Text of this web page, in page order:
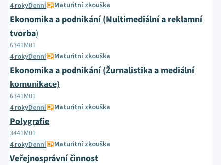
4 rokyDenní Maturitní zkouška
Ekonomika a podnikání (Multimediální a reklamní
tvorba)
6341M01
4 rokyDenní Maturitní zkouška
Ekonomika a podnikání (Žurnalistika a mediální
komunikace)
6341M01
4 rokyDenní Maturitní zkouška
Polygrafie
3441M01
4 rokyDenní Maturitní zkouška
Veřejnosprávní činnost